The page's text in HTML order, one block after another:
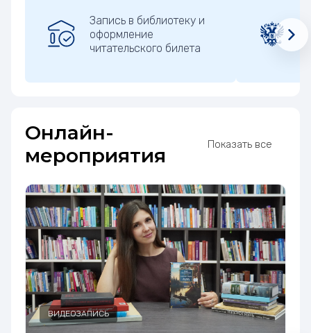
Запись в библиотеку и
оформление
читательского билета
Онлайн-
мероприятия
Показать все
ВИДЕОЗАПИСЬ